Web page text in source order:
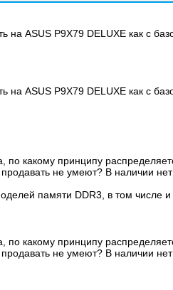
на ASUS P9X79 DELUXE как с
на ASUS P9X79 DELUXE как с
по какому принципу
не умеют? В наличии
памяти DDR3, в том числе и
по какому принципу
не умеют? В наличии